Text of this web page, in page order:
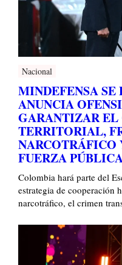
Nacional
MINDEFENSA SE
ANUNCIA
GARANTIZAR EL
TERRITORIAL,
FUERZA
Colombia hará parte del
estrategia de cooperación
narcotráfico, el crimen